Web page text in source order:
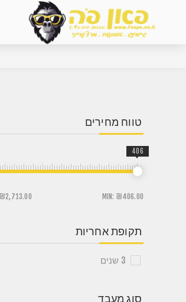
טווח מחירים
MIN: ₪406.00
₪2,713.00
406
תקופת אחריות
3 שנים
סוג מעבד